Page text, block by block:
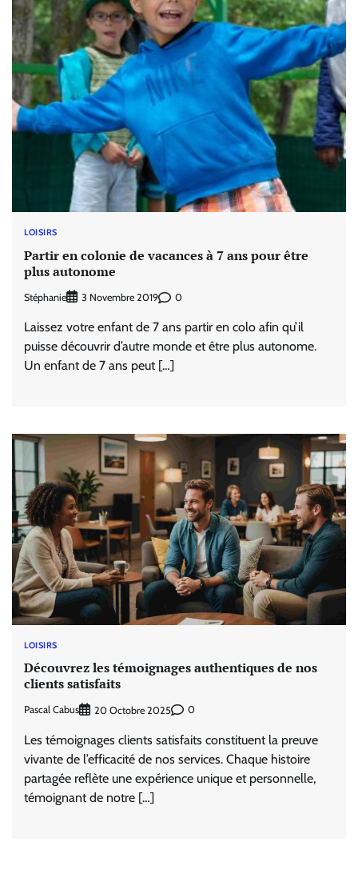
LOISIRS
Partir en colonie de vacances à 7 ans pour être
plus autonome
Stéphanie 3 Novembre 2019 0
Laissez votre enfant de 7 ans partir en colo afin qu’il
puisse découvrir d’autre monde et être plus autonome.
Un enfant de 7 ans peut […]
LOISIRS
Découvrez les témoignages authentiques de nos
clients satisfaits
Pascal Cabus 20 Octobre 2025 0
Les témoignages clients satisfaits constituent la preuve
vivante de l’efficacité de nos services. Chaque histoire
partagée reflète une expérience unique et personnelle,
témoignant de notre […]